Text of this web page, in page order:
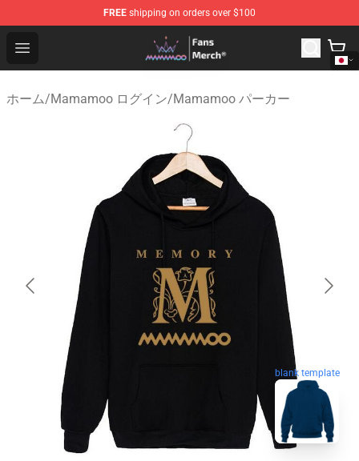
FREE shipping on orders over $100
Open menu
Mamamoo Store - Official Mamamoo Merchandise Shop
ホーム/Mamamoo ログイン/Mamamoo パーカー
blank template